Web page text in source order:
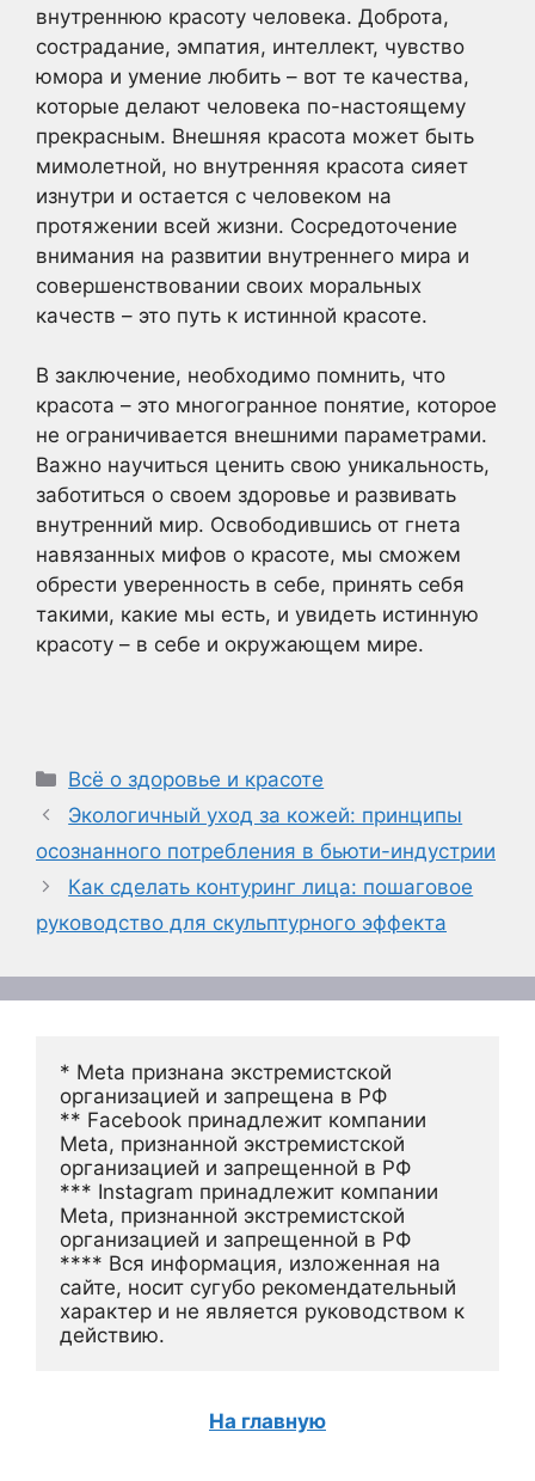
внутреннюю красоту человека. Доброта,
сострадание, эмпатия, интеллект, чувство
юмора и умение любить – вот те качества,
которые делают человека по-настоящему
прекрасным. Внешняя красота может быть
мимолетной, но внутренняя красота сияет
изнутри и остается с человеком на
протяжении всей жизни. Сосредоточение
внимания на развитии внутреннего мира и
совершенствовании своих моральных
качеств – это путь к истинной красоте.
В заключение, необходимо помнить, что
красота – это многогранное понятие, которое
не ограничивается внешними параметрами.
Важно научиться ценить свою уникальность,
заботиться о своем здоровье и развивать
внутренний мир. Освободившись от гнета
навязанных мифов о красоте, мы сможем
обрести уверенность в себе, принять себя
такими, какие мы есть, и увидеть истинную
красоту – в себе и окружающем мире.
Рубрики
Всё о здоровье и красоте
Экологичный уход за кожей: принципы
осознанного потребления в бьюти-индустрии
Как сделать контуринг лица: пошаговое
руководство для скульптурного эффекта
* Meta признана экстремистской
организацией и запрещена в РФ
** Facebook принадлежит компании
Meta, признанной экстремистской
организацией и запрещенной в РФ
*** Instagram принадлежит компании
Meta, признанной экстремистской
организацией и запрещенной в РФ
**** Вся информация, изложенная на
сайте, носит сугубо рекомендательный
характер и не является руководством к
действию.
На главную